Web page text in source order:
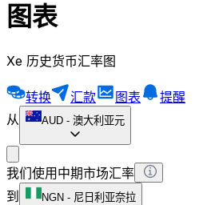
图表
Xe 历史货币汇率图
转换 汇款 图表
提醒
从
AUD - 澳大利亚元
我们使用中期市场汇率
到
NGN - 尼日利亚奈拉